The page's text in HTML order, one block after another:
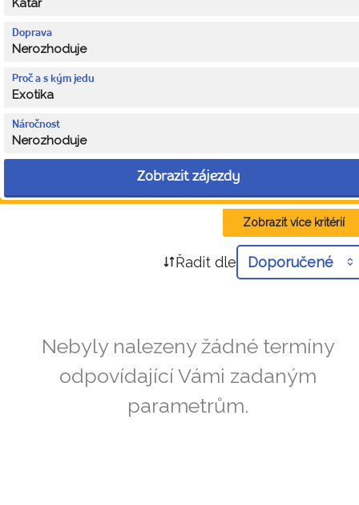
Doprava
Nerozhoduje
Proč a s kým jedu
Exotika
Náročnost
Nerozhoduje
Zobrazit zájezdy
Zobrazit více kritérií
Řadit dle Doporučené
Nebyly nalezeny žádné termíny
odpovídající Vámi zadaným
parametrům.